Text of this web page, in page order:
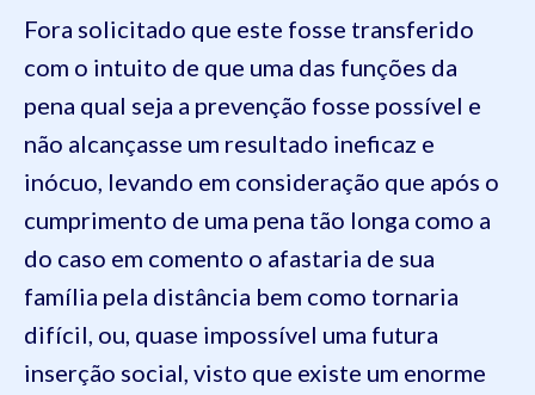
Fora solicitado que este fosse transferido
com o intuito de que uma das funções da
pena qual seja a prevenção fosse possível e
não alcançasse um resultado ineficaz e
inócuo, levando em consideração que após o
cumprimento de uma pena tão longa como a
do caso em comento o afastaria de sua
família pela distância bem como tornaria
difícil, ou, quase impossível uma futura
inserção social, visto que existe um enorme